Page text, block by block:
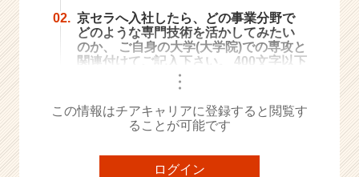
e
e
r）
02. 京セラへ入社したら、どの事業分野で
どのような専門技術を活かしてみたい
のか、 ご自身の大学(大学院)での専攻と
関連付けてご記入下さい。 400文字以下
・・・
この情報はチアキャリアに登録すると閲覧す
ることが可能です
ログイン